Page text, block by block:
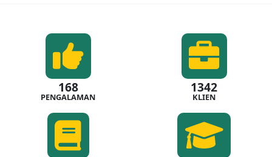
168
PENGALAMAN
1342
KLIEN